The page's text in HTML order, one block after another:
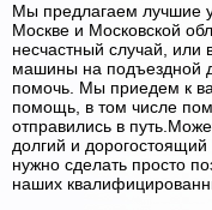
Мы предлагаем лучшие
Москве и Московской
несчастный случай, или
машины на подъездной
помочь. Мы приедем к
помощь, в том числе
отправились в
долгий и
нужно сделать просто
наших